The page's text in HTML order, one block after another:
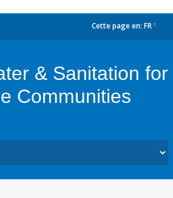
Cette page en: FR
& Sanitation for
Communities